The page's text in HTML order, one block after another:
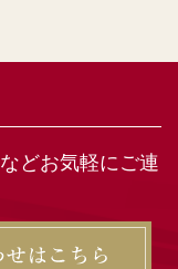
どお気軽にご連